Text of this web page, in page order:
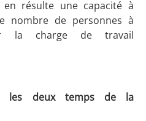
résulte une capacité à
nombre de personnes à
la charge de travail
les deux temps de la